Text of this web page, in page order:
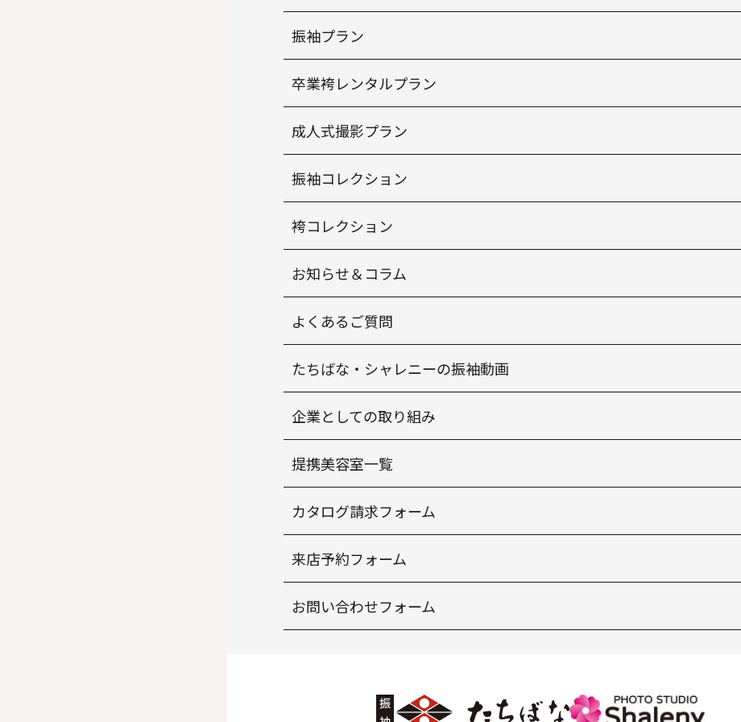
振袖プラン
卒業袴レンタルプラン
成人式撮影プラン
振袖コレクション
袴コレクション
お知らせ＆コラム
よくあるご質問
たちばな・シャレニーの振袖動画
企業としての取り組み
提携美容室一覧
カタログ請求フォーム
来店予約フォーム
お問い合わせフォーム